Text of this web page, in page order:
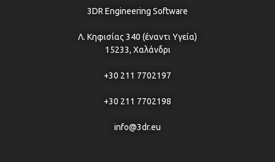
3DR Engineering Software
Λ. Κηφισίας 340 (έναντι Υγεία)
15233, Χαλάνδρι
+30 211 7702197
+30 211 7702198
info@3dr.eu